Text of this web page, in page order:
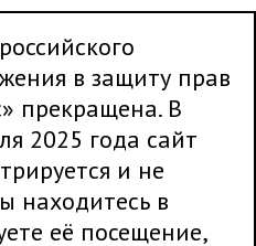
в защиту прав
прекращена. В
2025 года сайт
и не
находитесь в
её посещение,